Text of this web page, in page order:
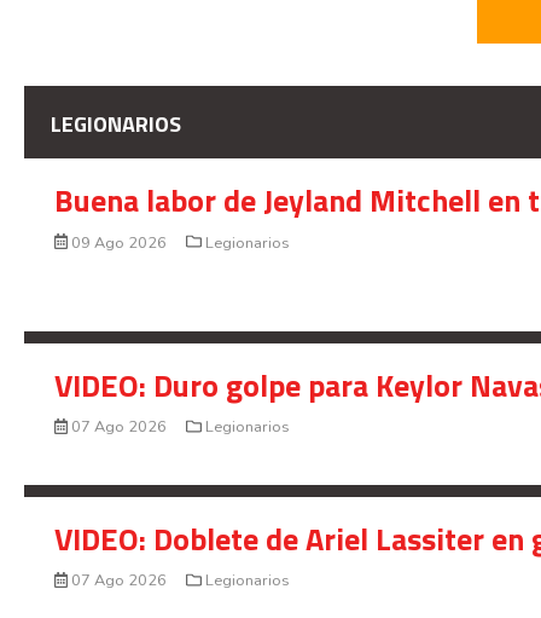
LEGIONARIOS
Buena labor de Jeyland Mitchell
09 Ago 2026 Legionarios
VIDEO: Duro golpe para Keylor
07 Ago 2026 Legionarios
VIDEO: Doblete de Ariel Lassiter
07 Ago 2026 Legionarios